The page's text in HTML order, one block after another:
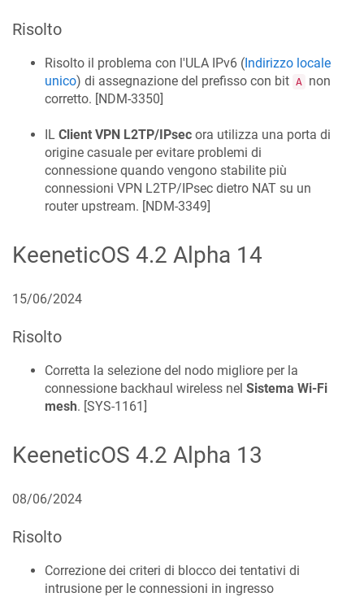
Risolto
Risolto il problema con l'ULA IPv6 (Indirizzo locale
unico) di assegnazione del prefisso con bit A
non
corretto. [NDM-3350]
IL Client VPN L2TP/IPsec ora utilizza una porta di
origine casuale per evitare problemi di
connessione quando vengono stabilite più
connessioni VPN L2TP/IPsec dietro NAT su un
router upstream. [NDM-3349]
KeeneticOS 4.2 Alpha 14
15/06/2024
Risolto
Corretta la selezione del nodo migliore per la
connessione backhaul wireless nel Sistema Wi-Fi
mesh. [SYS-1161]
KeeneticOS 4.2 Alpha 13
08/06/2024
Risolto
Correzione dei criteri di blocco dei tentativi di
intrusione per le connessioni in ingresso